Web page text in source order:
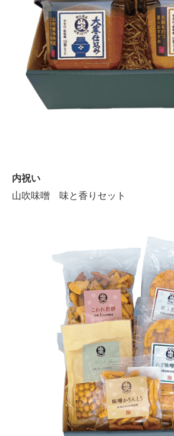
内祝い
山吹味噌 味と香りセット